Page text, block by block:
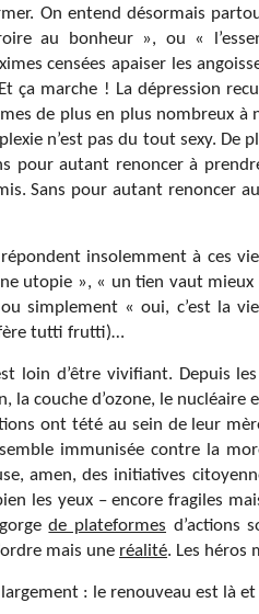
On entend désormais
au bonheur », ou «
censées apaiser les
ça marche ! La dépression
de plus en plus nombreux
n’est pas du tout sexy. De
pour autant renoncer à
Sans pour autant renoncer
insolemment à ces
utopie », « un tien vaut mieux
simplement « oui, c’est la
tutti frutti)…
loin d’être vivifiant. Depuis
la couche d’ozone, le
ont tété au sein de leur
immunisée contre la
amen, des initiatives
les yeux – encore fragiles
de plateformes d’actions
mais une réalité. Les héros
: le renouveau est là